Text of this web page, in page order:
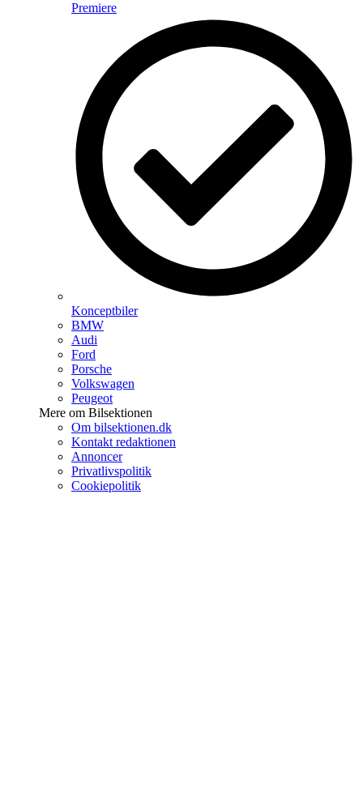
Premiere
Konceptbiler
BMW
Audi
Ford
Porsche
Volkswagen
Peugeot
Mere om Bilsektionen
Om bilsektionen.dk
Kontakt redaktionen
Annoncer
Privatlivspolitik
Cookiepolitik